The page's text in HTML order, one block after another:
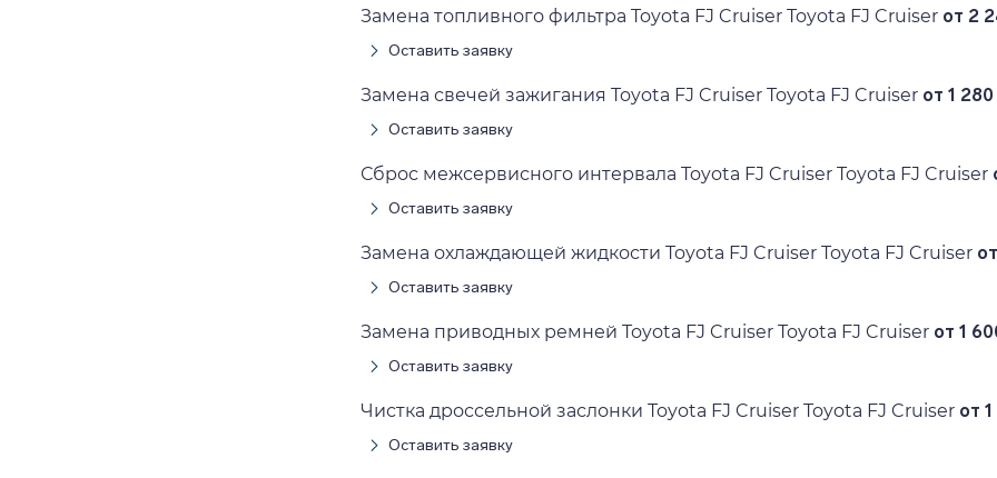
Замена топливного фильтра Toyota FJ Cruiser Toyota FJ Cruiser от 2
Оставить заявку
Замена свечей зажигания Toyota FJ Cruiser Toyota FJ Cruiser от 1
Оставить заявку
Сброс межсервисного интервала Toyota FJ Cruiser Toyota FJ Cruiser
Оставить заявку
Замена охлаждающей жидкости Toyota FJ Cruiser Toyota FJ Cruiser
Оставить заявку
Замена приводных ремней Toyota FJ Cruiser Toyota FJ Cruiser от 1
Оставить заявку
Чистка дроссельной заслонки Toyota FJ Cruiser Toyota FJ Cruiser от
Оставить заявку